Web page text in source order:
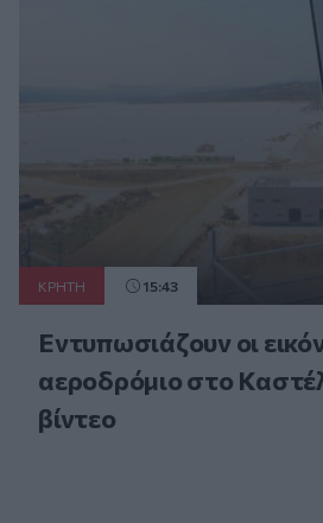
ΚΡΗΤΗ 15:43
Εντυπωσιάζουν οι
αεροδρόμιο στο
βίντεο